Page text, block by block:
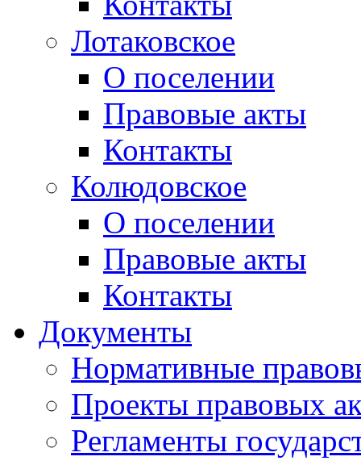
Лотаковское
О поселении
Правовые акты
Контакты
Колюдовское
О поселении
Правовые акты
Контакты
Документы
Нормативные
Проекты правовых
Регламенты